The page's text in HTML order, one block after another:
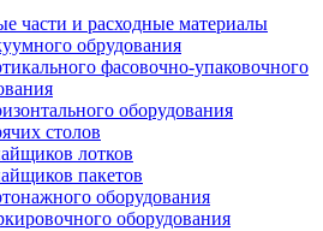
части и расходные материалы
обрудования
фасовочно-упаковочного
оборудования
столов
лотков
пакетов
оборудования
оборудования